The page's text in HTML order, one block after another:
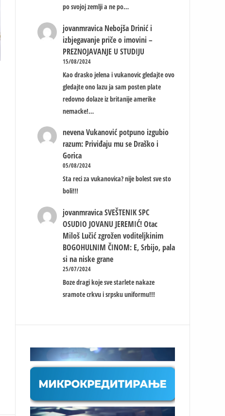
po svojoj zemlji a ne po…
jovanmravica Nebojša Drinić i
izbjegavanje priče o imovini –
PREZNOJAVANJE U STUDIJU
15/08/2024
Kao drasko jelena i vukanovic gledajte ovo
gledajte ono lazu ja sam posten plate
redovno dolaze iz britanije amerike
nemacke!…
nevena Vukanović potpuno izgubio
razum: Priviđaju mu se Draško i
Gorica
05/08/2024
Sta reci za vukanovica? nije bolest sve sto
boli!!!
jovanmravica SVEŠTENIK SPC
OSUDIO JOVANU JEREMIĆ! Otac
Miloš Lučić zgrožen voditeljkinim
BOGOHULNIM ČINOM: E, Srbijo, pala
si na niske grane
25/07/2024
Boze dragi koje sve starlete nakaze
sramote crkvu i srpsku uniformu!!!